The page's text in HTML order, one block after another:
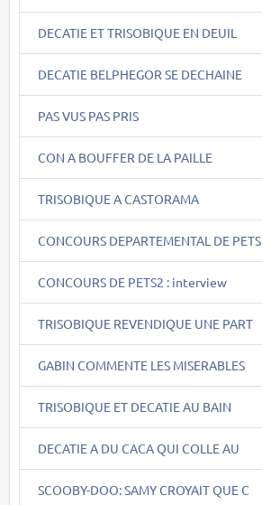
DECATIE ET TRISOBIQUE EN DEUIL
DECATIE BELPHEGOR SE DECHAINE
PAS VUS PAS PRIS
CON A BOUFFER DE LA PAILLE
TRISOBIQUE A CASTORAMA
CONCOURS DEPARTEMENTAL DE PETS
CONCOURS DE PETS2 : interview
TRISOBIQUE REVENDIQUE UNE PART
GABIN COMMENTE LES MISERABLES
TRISOBIQUE ET DECATIE AU BAIN
DECATIE A DU CACA QUI COLLE AU
SCOOBY-DOO: SAMY CROYAIT QUE C